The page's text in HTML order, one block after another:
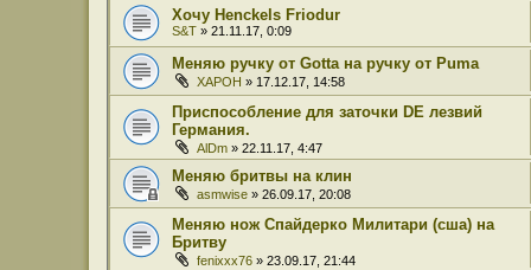
Хочу Henckels Friodur
S&T » 21.11.17, 0:09
Меняю ручку от Gotta на ручку от Puma
XAPOH » 17.12.17, 14:58
Приспособление для заточки DE лезвий
Германия.
AlDm » 22.11.17, 4:47
Меняю бритвы на клин
asmwise » 26.09.17, 20:08
Меняю нож Спайдерко Милитари (сша) на
Бритву
fenixxx76 » 23.09.17, 21:44